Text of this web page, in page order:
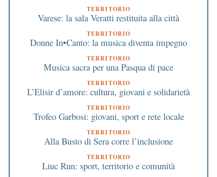
TERRITORIO
Varese: la sala Veratti restituita alla città
TERRITORIO
Donne In•Canto: la musica diventa impegno
TERRITORIO
Musica sacra per una Pasqua di pace
TERRITORIO
L’Elisir d’amore: cultura, giovani e solidarietà
TERRITORIO
Trofeo Garbosi: giovani, sport e rete locale
TERRITORIO
Alla Busto di Sera corre l’inclusione
TERRITORIO
Liuc Run: sport, territorio e comunità